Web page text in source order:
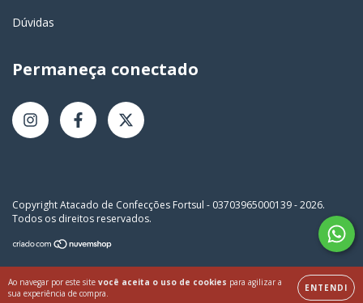
Ao navegar por este site você aceita o uso de cookies para agilizar a
sua experiência de compra.
ENTENDI
Dúvidas
Permaneça conectado
Copyright Atacado de Confecções Fortsul - 03703965000139 - 2026.
Todos os direitos reservados.